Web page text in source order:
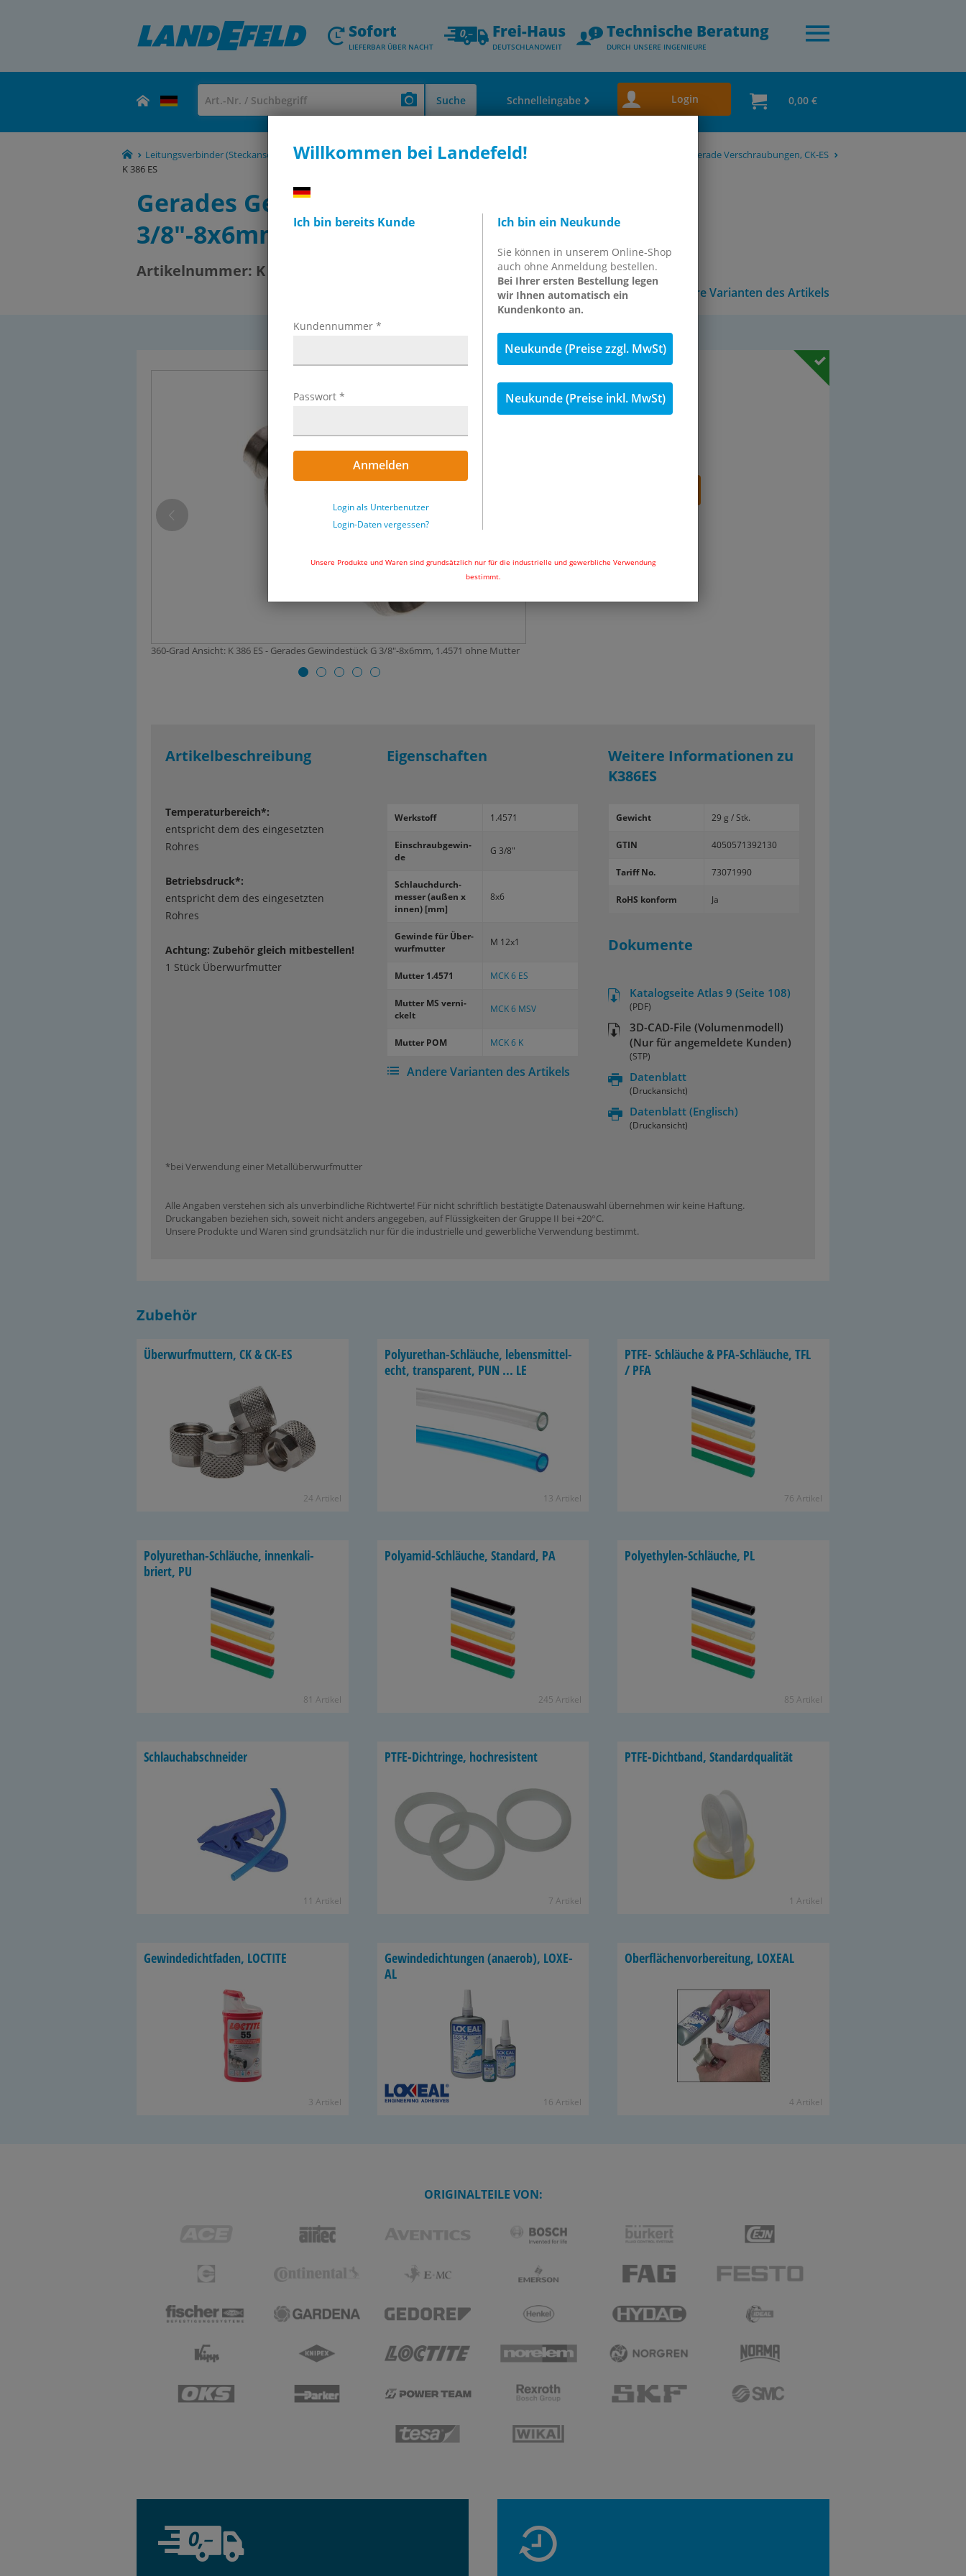
Willkommen bei Landefeld!
Ich bin bereits Kunde
Kundennummer *
Passwort *
Anmelden
Login als Unterbenutzer
Login-Daten vergessen?
Ich bin ein Neukunde
Sie können in unserem Online-Shop
auch ohne Anmeldung bestellen.
Bei Ihrer ersten Bestellung legen
wir Ihnen automatisch ein
Kundenkonto an.
Neukunde (Preise zzgl. MwSt)
Neukunde (Preise inkl. MwSt)
Unsere Produkte und Waren sind grundsätzlich nur für die industrielle und gewerbliche Verwendung
bestimmt.
Sofort
LIEFERBAR ÜBER NACHT
Frei-Haus
DEUTSCHLANDWEIT
Technische Beratung
DURCH UNSERE INGENIEURE
Suche Schnelleingabe Login 0,00 €
Leitungsverbinder (Steckanschlüsse, Verschraubungen & Schlauchtüllen) CK-Schnellverschraubungen aus Edelstahl - CK-ES
Gerade Verschraubungen, CK-ES
K 386 ES
Gerades Gewindestück G
3/8"-8x6mm, 1.4571 ohne Mutter
Artikelnummer: K 386 ES
Andere Varianten des Artikels
inkl. MwSt.
360-Grad Ansicht: K 386 ES - Gerades Gewindestück G 3/8"-8x6mm, 1.4571 ohne Mutter
28,29 €
Menge Stk.
Artikelbeschreibung
Temperaturbereich*:
entspricht dem des eingesetzten
Rohres
Betriebsdruck*:
entspricht dem des eingesetzten
Rohres
Achtung: Zubehör gleich mitbestellen!
1 Stück Überwurfmutter
Eigenschaften
Werk­stoff 1.4571
Ein­schraub­ge­win­
de
G 3/8"
Schlauch­durch­
mes­ser (außen x
innen) [mm]
8x6
Ge­win­de für Über­
wurf­mut­ter
M 12x1
Mut­ter 1.4571 MCK 6 ES
Mut­ter MS ver­ni­
ckelt
MCK 6 MSV
Mut­ter POM MCK 6 K
Andere Varianten des Artikels
Weitere Informationen zu
K386ES
Gewicht 29 g / Stk.
GTIN 4050571392130
Tariff No. 73071990
RoHS konform Ja
Dokumente
Katalogseite Atlas 9 (Seite 108)
(PDF)
3D-CAD-File (Volumenmodell)
(Nur für angemeldete Kunden)
(STP)
Datenblatt
(Druckansicht)
Datenblatt (Englisch)
(Druckansicht)
*bei Verwendung einer Metallüberwurfmutter
Alle Angaben verstehen sich als unverbindliche Richtwerte! Für nicht schriftlich bestätigte Datenauswahl übernehmen wir keine Haftung.
Druckangaben beziehen sich, soweit nicht anders angegeben, auf Flüssigkeiten der Gruppe II bei +20°C.
Unsere Produkte und Waren sind grundsätzlich nur für die industrielle und gewerbliche Verwendung bestimmt.
Zubehör
Über­wurf­mut­tern, CK & CK-ES
24 Ar­ti­kel
Polyurethan-​Schläuche, le­bens­mit­tel­
echt, trans­pa­rent, PUN ... LE
13 Ar­ti­kel
PTFE- Schläu­che & PFA-​Schläuche, TFL
/ PFA
76 Ar­ti­kel
Polyurethan-​Schläuche, in­nen­ka­li­
briert, PU
81 Ar­ti­kel
Polyamid-​Schläuche, Stan­dard, PA
245 Ar­ti­kel
Polyethylen-​Schläuche, PL
85 Ar­ti­kel
Schlauch­ab­schnei­der
11 Ar­ti­kel
PTFE-​Dichtringe, hoch­re­sis­tent
7 Ar­ti­kel
PTFE-​Dichtband, Stan­dard­qua­li­tät
1 Ar­ti­kel
Ge­win­de­dicht­fa­den, LOC­TI­TE
3 Ar­ti­kel
Ge­win­de­dich­tun­gen (an­ae­rob), LO­XE­
AL
16 Ar­ti­kel
Ober­flä­chen­vor­be­rei­tung, LO­XE­AL
4 Ar­ti­kel
ORIGINALTEILE VON: